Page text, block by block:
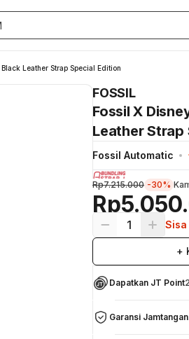
Leather Strap Special Edition
FOSSIL
Fossil X
Leather Strap
Fossil Automatic
Rp7.215.000 -30%
1 Sisa
+
Dapatkan JT Point
Garansi